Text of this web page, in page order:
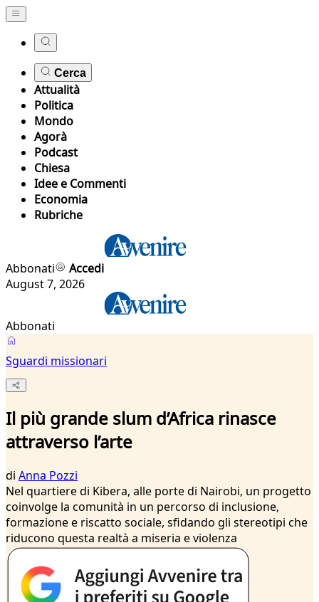
Cerca
Attualità
Politica
Mondo
Agorà
Podcast
Chiesa
Idee e Commenti
Economia
Rubriche
Abbonati
Accedi
August 7, 2026
Abbonati
Sguardi missionari
Il più grande slum d’Africa rinasce
attraverso l’arte
di Anna Pozzi
Nel quartiere di Kibera, alle porte di Nairobi, un progetto
coinvolge la comunità in un percorso di inclusione,
formazione e riscatto sociale, sfidando gli stereotipi che
riducono questa realtà a miseria e violenza